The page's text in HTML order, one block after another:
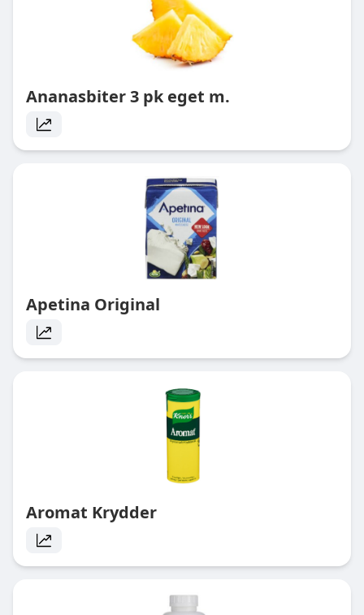
Ananasbiter 3 pk eget m.
Apetina Original
Aromat Krydder